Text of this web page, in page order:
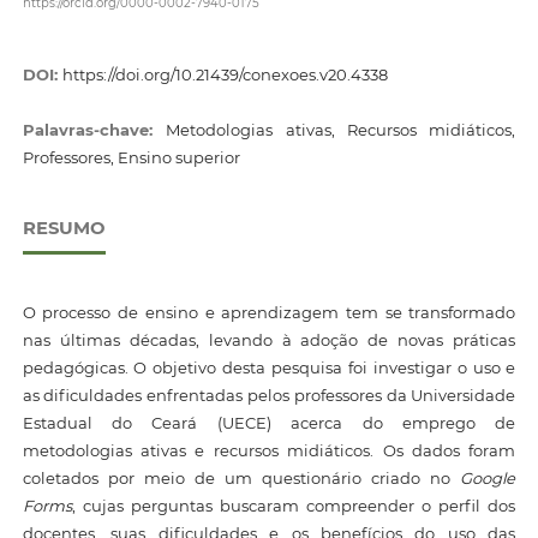
DOI: https://doi.org/10.21439/conexoes.v20.4338
Palavras-chave: Metodologias ativas, Recursos midiáticos,
Professores, Ensino superior
RESUMO
O processo de ensino e aprendizagem tem se transformado
nas últimas décadas, levando à adoção de novas práticas
pedagógicas. O objetivo desta pesquisa foi investigar o uso e
as dificuldades enfrentadas pelos professores da Universidade
Estadual do Ceará (UECE) acerca do emprego de
metodologias ativas e recursos midiáticos. Os dados foram
coletados por meio de um questionário criado no Google
Forms, cujas perguntas buscaram compreender o perfil dos
docentes, suas dificuldades e os benefícios do uso das